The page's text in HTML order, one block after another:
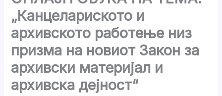
„Канцелариското и
архивското работење низ
призма на новиот Закон за
архивски материјал и
архивска дејност“